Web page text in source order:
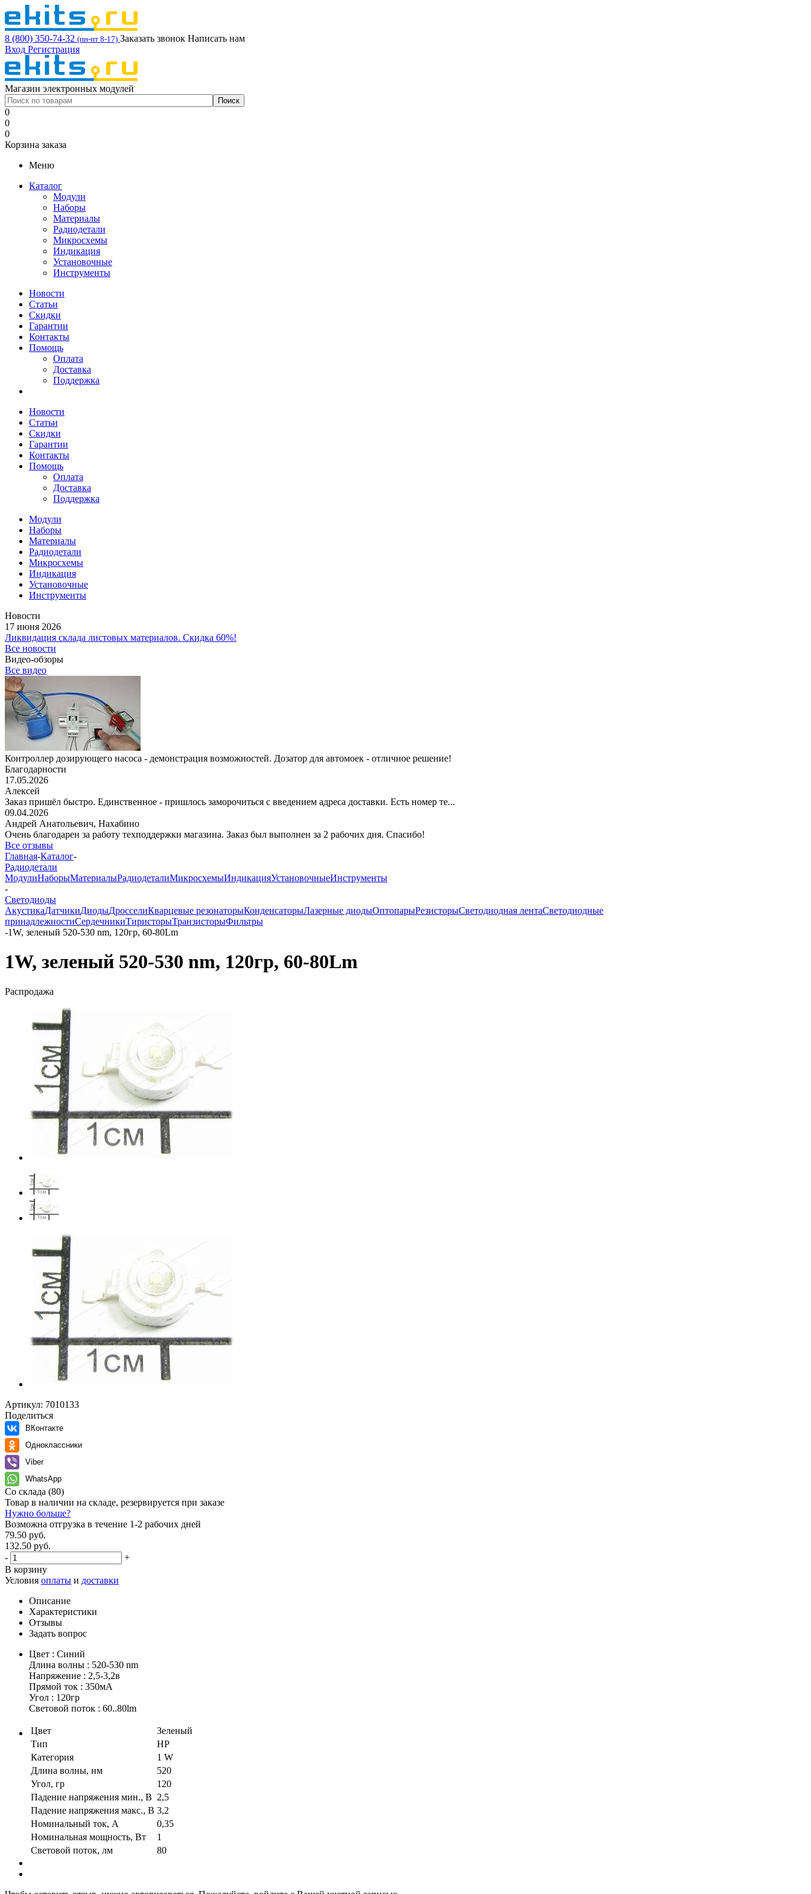
8 (800) 350-74-32 (пн-пт 8-17) Заказать звонок Написать нам
Вход Регистрация
Магазин электронных модулей
0
0
0
Корзина заказа
Меню
Каталог
Модули
Наборы
Материалы
Радиодетали
Микросхемы
Индикация
Установочные
Инструменты
Новости
Статьи
Скидки
Гарантии
Контакты
Помощь
Оплата
Доставка
Поддержка
Новости
Статьи
Скидки
Гарантии
Контакты
Помощь
Оплата
Доставка
Поддержка
Модули
Наборы
Материалы
Радиодетали
Микросхемы
Индикация
Установочные
Инструменты
Новости
17 июня 2026
Ликвидация склада листовых материалов. Скидка 60%!
Все новости
Видео-обзоры
Все видео
Контроллер дозирующего насоса - демонстрация возможностей. Дозатор для автомоек - отличное решение!
Благодарности
17.05.2026
Алексей
Заказ пришёл быстро. Единственное - пришлось заморочиться с введением адреса доставки. Есть номер те...
09.04.2026
Андрей Анатольевич, Нахабино
Очень благодарен за работу техподдержки магазина. Заказ был выполнен за 2 рабочих дня. Спасибо!
Все отзывы
Главная-Каталог-
Радиодетали
МодулиНаборыМатериалыРадиодеталиМикросхемыИндикацияУстановочныеИнструменты
-
Светодиоды
АкустикаДатчикиДиодыДросселиКварцевые резонаторыКонденсаторыЛазерные диодыОптопарыРезисторыСветодиодная лентаСветодиодные
принадлежностиСердечникиТиристорыТранзисторыФильтры
-1W, зеленый 520-530 nm, 120гр, 60-80Lm
1W, зеленый 520-530 nm, 120гр, 60-80Lm
Распродажа
Артикул: 7010133
Поделиться
ВКонтакте
Одноклассники
Viber
WhatsApp
Со склада (80)
Товар в наличии на складе, резервируется при заказе
Нужно больше?
Возможна отгрузка в течение 1-2 рабочих дней
79.50 руб.
132.50 руб.
-
+
В корзину
Условия оплаты и доставки
Описание
Характеристики
Отзывы
Задать вопрос
Цвет : Синий
Длина волны : 520-530 nm
Напряжение : 2,5-3,2в
Прямой ток : 350мA
Угол : 120гр
Световой поток : 60..80lm
Цвет
Зеленый
Тип
HP
Категория
1 W
Длина волны, нм
520
Угол, гр
120
Падение напряжения мин., В 2,5
Падение напряжения макс., В 3,2
Номинальный ток, А
0,35
Номинальная мощность, Вт
1
Световой поток, лм
80